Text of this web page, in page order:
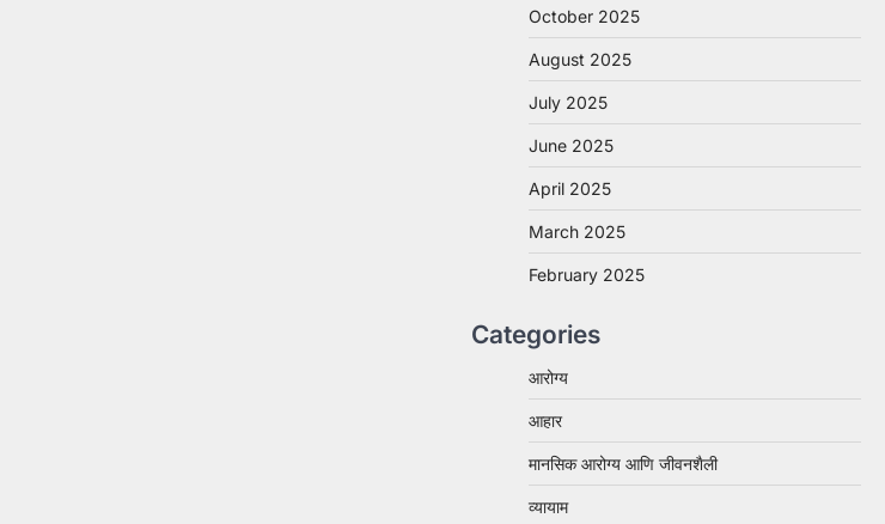
October 2025
August 2025
July 2025
June 2025
April 2025
March 2025
February 2025
Categories
आरोग्य
आहार
मानसिक आरोग्य आणि जीवनशैली
व्यायाम